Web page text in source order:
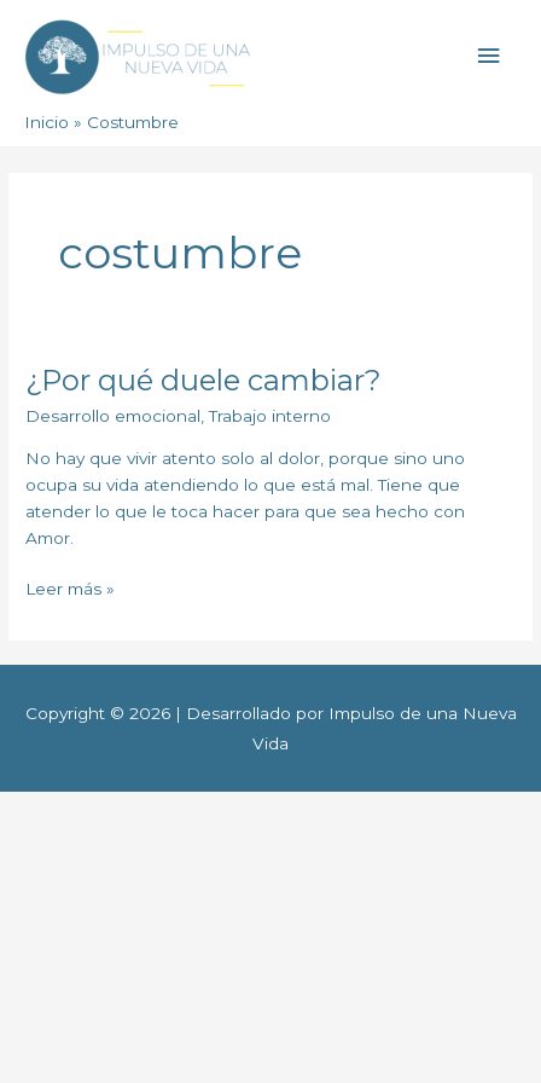
contenido
Inicio Costumbre
costumbre
¿Por qué duele cambiar?
Desarrollo emocional ,Trabajo interno
No hay que vivir atento solo al dolor, porque sino uno
ocupa su vida atendiendo lo que está mal. Tiene que
atender lo que le toca hacer para que sea hecho con
Amor.
¿Por
qué
duele
cambiar?
Leer más »
Copyright © 2026 | Desarrollado por Impulso de una Nueva
Vida